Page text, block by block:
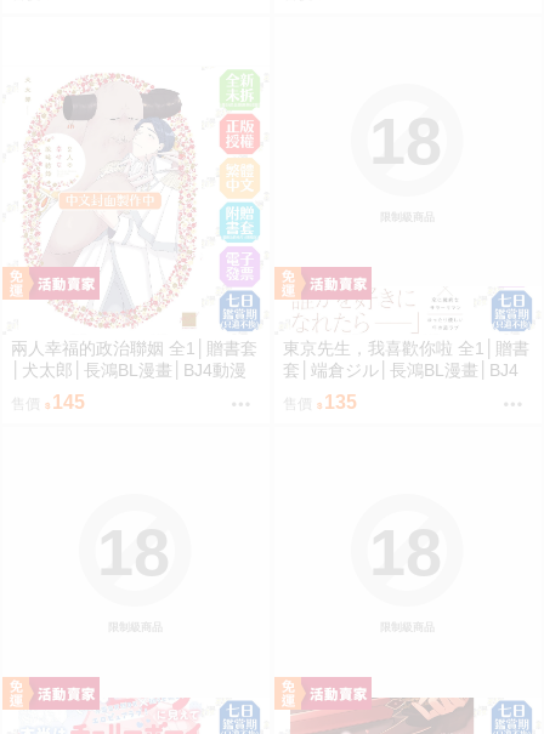
兩人幸福的政治聯姻 全1│贈書套
│犬太郎│長鴻BL漫畫│BJ4動漫
售價 145
限制級商品
18
東京先生，我喜歡你啦 全1│贈書
套│端倉ジル│長鴻BL漫畫│BJ4
售價 135
限制級商品
18
限制級商品
18